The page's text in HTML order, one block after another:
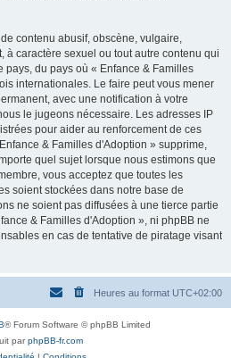
contenu abusif, obscène, vulgaire,
à caractère sexuel ou tout autre contenu qui
pays, du pays où « Enfance & Familles
internationales. Le faire peut vous mener
avec une notification à votre
le jugeons nécessaire. Les adresses IP
pour aider au renforcement de ces
& Familles d'Adoption » supprime,
quel sujet lorsque nous estimons que
vous acceptez que toutes les
soient stockées dans notre base de
ne soient pas diffusées à une tierce partie
& Familles d'Adoption », ni phpBB ne
en cas de tentative de piratage visant
Heures au format UTC+02:00
® Forum Software © phpBB Limited
parphpBB-fr.com